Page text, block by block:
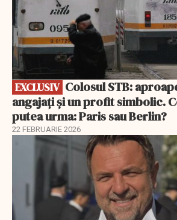
EXCLUSIV
angajați și un profit simbolic.
putea urma: Paris sau Berlin?
22 FEBRUARIE 2026
EXCLUSIV